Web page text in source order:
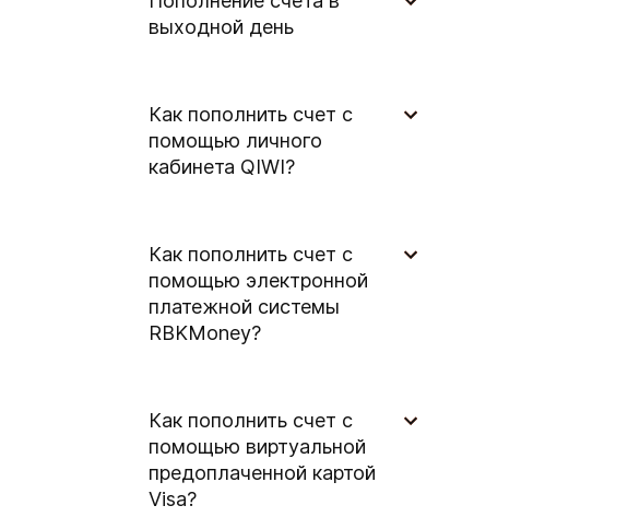
выходной день
Как пополнить счет с
помощью личного
кабинета QIWI?
Как пополнить счет с
помощью электронной
платежной системы
RBKMoney?
Как пополнить счет с
помощью виртуальной
предоплаченной картой
Visa?